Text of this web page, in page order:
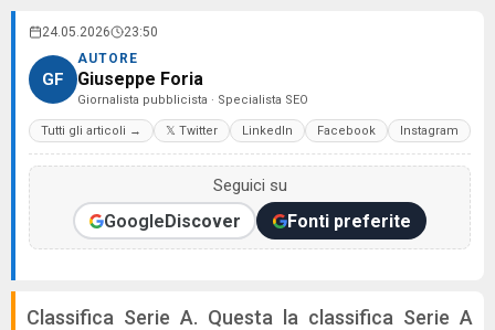
24.05.2026 23:50
GF
AUTORE
Giuseppe Foria
Giornalista pubblicista · Specialista SEO
Tutti gli articoli → 𝕏 Twitter LinkedIn Facebook Instagram
Seguici su
GoogleDiscover Fonti preferite
Classifica Serie A. Questa la classifica Serie A